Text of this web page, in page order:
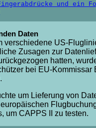
und ein
Daten
verschiedene US-
Zusagen zur
hatten,
bei EU-Kommissar
um Lieferung von
um CAPPS II zu testen.